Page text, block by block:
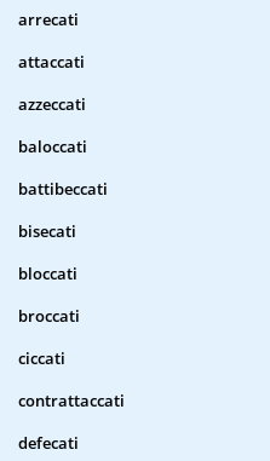
arrecati
attaccati
azzeccati
baloccati
battibeccati
bisecati
bloccati
broccati
ciccati
contrattaccati
defecati